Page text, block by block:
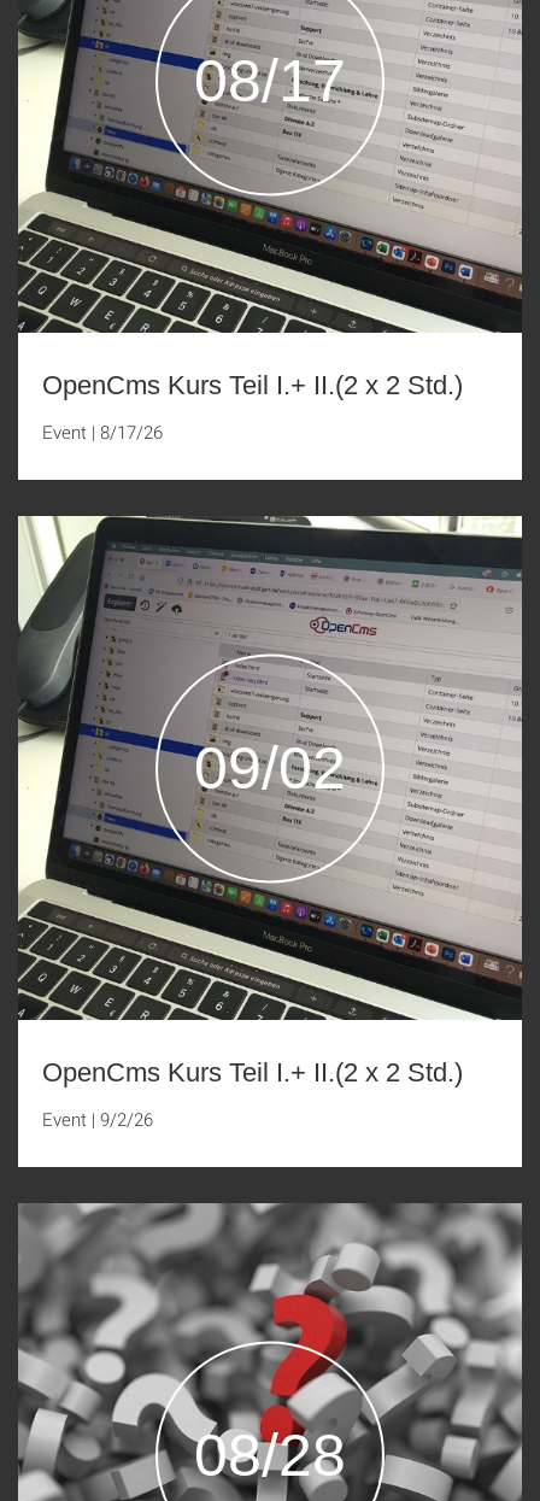
08/17
OpenCms Kurs Teil I.+ II.(2 x 2 Std.)
Event | 8/17/26
09/02
OpenCms Kurs Teil I.+ II.(2 x 2 Std.)
Event | 9/2/26
08/28